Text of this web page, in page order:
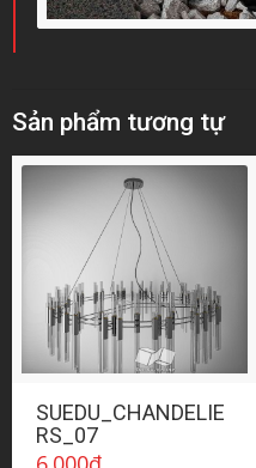
Sản phẩm tương tự
SUEDU_CHANDELIE
RS_07